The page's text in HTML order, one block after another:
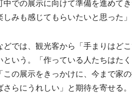
での展示に向けて準備を進めて
みも感じてもらいたいと思った」
では、観光客から「手まりはど
という。「作っている人たちはた
この展示をきっかけに、今まで家
らにうれしい」と期待を寄せる。